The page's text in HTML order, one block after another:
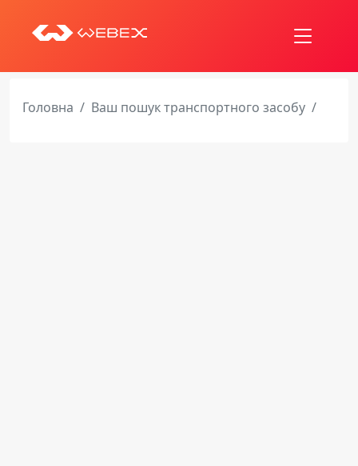
Головна Ваш пошук транспортного засобу